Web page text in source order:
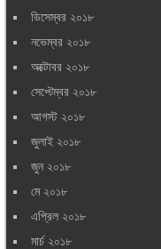
ডিসেম্বর ২০১৮
নভেম্বর ২০১৮
অক্টোবর ২০১৮
সেপ্টেম্বর ২০১৮
আগস্ট ২০১৮
জুলাই ২০১৮
জুন ২০১৮
মে ২০১৮
এপ্রিল ২০১৮
মার্চ ২০১৮